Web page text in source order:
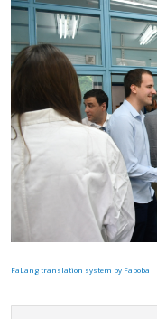
FaLang translation system by Faboba